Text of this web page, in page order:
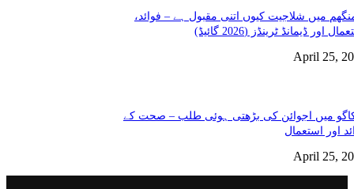
میں شلاجیت کیوں اتنی مقبول ہے – فوائد،
اور ڈیمانڈ ٹرینڈز (2026 گائیڈ)
April 25,
میں اجوائن کی بڑھتی ہوئی طلب – صحت کے
اور استعمال
April 25,